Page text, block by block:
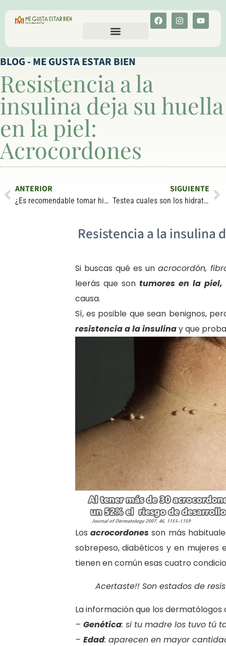
BLOG - ME GUSTA ESTAR BIEN
Resistencia a la
insulina deja su huella
en la piel:
Acrocordones
ANTERIOR
¿Es recomendable tomar hidratos de carbono refinados en la cena?
SIGUIENTE
Testea cuales son los hidratos de carbono que te perjudican! Reseña: Wired to eat
Resistencia a la insulina
Si buscas qué es un acrocordón,
leerás que son tumores en la
causa.
Sí, es posible que sean benignos,
resistencia a la insulinay que
Los acrocordonesson más
sobrepeso, diabéticos y en mujeres
tienen en común esas cuatro
Acertaste!! Son estados de
La información que los
– Genética: si tu madre los tuvo tú
– Edad: aparecen en mayor